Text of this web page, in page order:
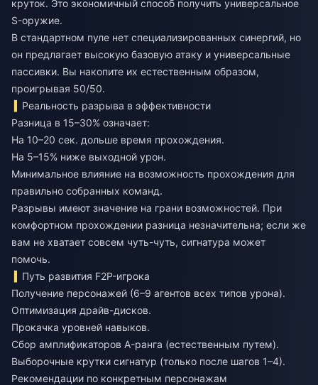
круток. Это экономичный способ получить универсальное
S-оружие.
В стандартном пуле нет специализированных синергий, но
он предлагает высокую базовую атаку и универсальные
пассивки. Вы накопите их естественным образом,
проигрывая 50/50.
Реальность разрыва в эффективности
Разница в 15–30% означает:
На 10–20 сек. дольше время прохождения.
На 5–15% ниже выходной урон.
Минимальное влияние на возможность прохождения для
правильно собранных команд.
Разрывы имеют значение на грани возможностей. При
комфортном прохождении разница незначительна; если же
вам не хватает совсем чуть-чуть, сигнатура может
помочь.
Путь развития F2P-игрока
Получение персонажей (6–9 агентов всех типов урона).
Оптимизация драйв-дисков.
Прокачка уровней навыков.
Сбор амплификаторов A-ранга (естественным путем).
Выборочные крутки сигнатур (только после шагов 1–4).
Рекомендации по конкретным персонажам